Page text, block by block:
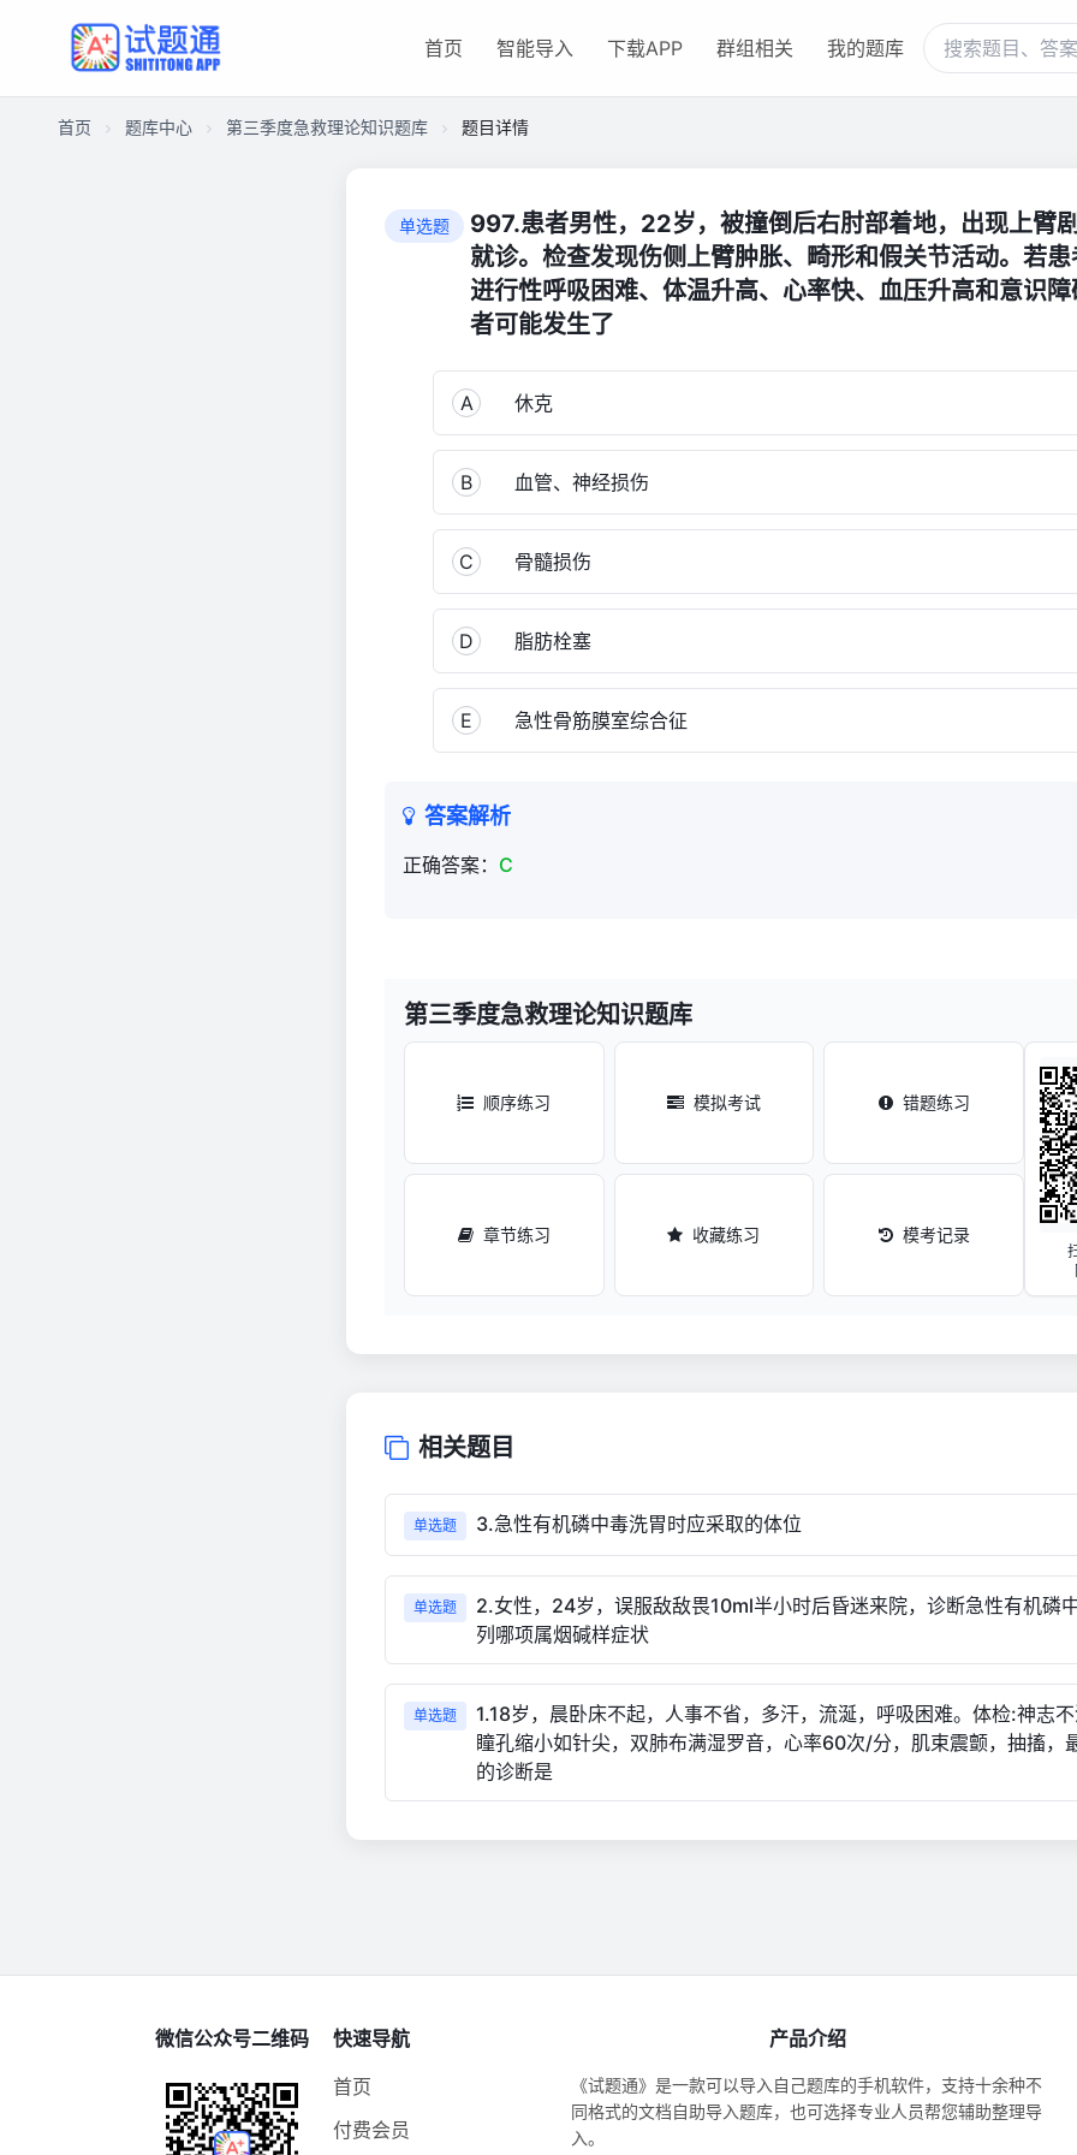
首页 智能导入 下载APP 群组相关 我的题库
首页 题库中心 第三季度急救理论知识题库 题目详情
单选题
997.患者男性，22岁，被撞倒后右肘部着地，出现上臂
就诊。检查发现伤侧上臂肿胀、畸形和假关节活动。若
进行性呼吸困难、体温升高、心率快、血压升高和意识
者可能发生了
A 休克
B 血管、神经损伤
C 骨髓损伤
D 脂肪栓塞
E 急性骨筋膜室综合征
答案解析
正确答案： C
第三季度急救理论知识题库
顺序练习 模拟考试 错题练习
章节练习 收藏练习 模考记录
相关题目
单选题 3.急性有机磷中毒洗胃时应采取的体位
单选题
2.女性，24岁，误服敌敌畏10ml半小时后昏迷来院，诊断急性有机磷
列哪项属烟碱样症状
单选题
1.18岁，晨卧床不起，人事不省，多汗，流涎，呼吸困难。体检:神志
瞳孔缩小如针尖，双肺布满湿罗音，心率60次/分，肌束震颤，抽搐，
的诊断是
微信公众号二维码
快速导航
首页
付费会员
产品介绍
《试题通》是一款可以导入自己题库的手机软件，支持十余种不
同格式的文档自助导入题库，也可选择专业人员帮您辅助整理导
入。